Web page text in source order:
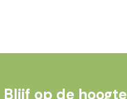
Blijf op de hoogte